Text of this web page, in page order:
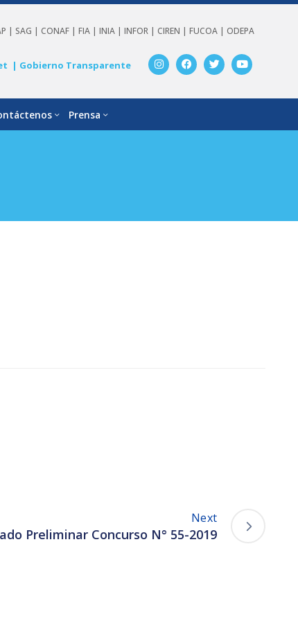
| SAG | CONAF |FIA |INIA |INFOR | CIREN |FUCOA | ODEPA
| Gobierno Transparente
Prensa
Next
Preliminar Concurso N° 55-2019